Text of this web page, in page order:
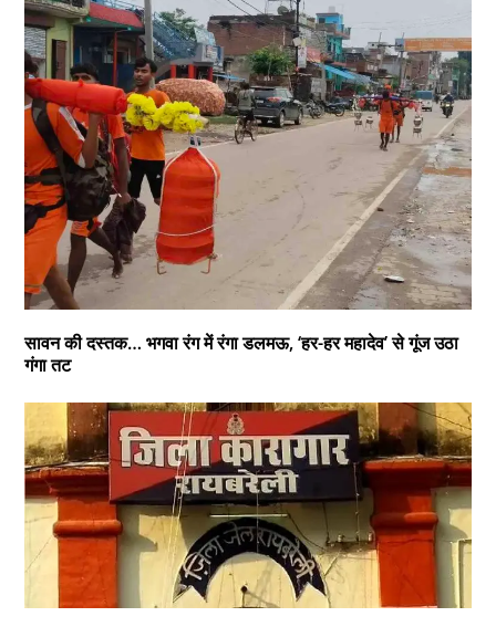
सावन की दस्तक… भगवा रंग में रंगा डलमऊ, ‘हर-हर महादेव’ से गूंज उठा
गंगा तट